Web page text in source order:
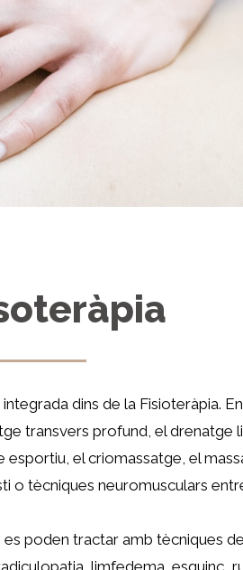
dins de la Fisioteràpia.
transvers profund, el drenatge
esportiu, el criomassatge, el
o tècniques neuromusculars
poden tractar amb tècniques